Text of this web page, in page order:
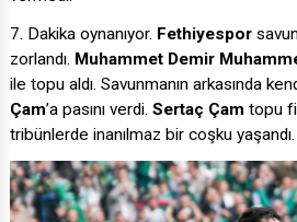
7. Dakika oynanıyor. Fethiyespor
zorlandı. Muhammet Demir
ile topu aldı. Savunmanın arkasında
Çam’a pasını verdi. Sertaç Çam topu
tribünlerde inanılmaz bir coşku yaşandı.